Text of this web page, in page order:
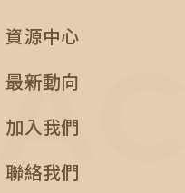
資源中心
最新動向
加入我們
聯絡我們